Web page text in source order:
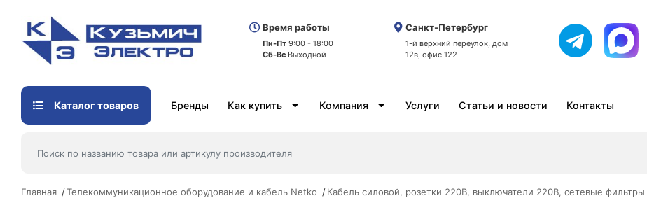
Время работы
Пн-Пт 9:00 - 18:00
Сб-Вс Выходной
Санкт-Петербург
1-й верхний переулок, дом
12в, офис 122
Каталог товаров Бренды Как купить Компания Услуги Статьи и новости Контакты
Главная Телекоммуникационное оборудование и кабель Netko Кабель силовой, розетки 220В, выключатели 220В, сетевые фильтры